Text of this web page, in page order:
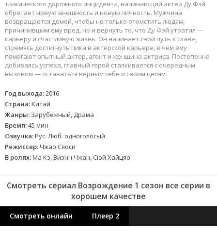
трагического дорожного инцидента, начинающий актер Ду Фэй
обретает новую внешность и новую личность. Мужчина
возвращается домой, чтобы не только отомстить людям,
причинившим ему вред, но и вернуть то, что Ду Фэй утратил —
карьеру и счастливую жизнь. Он начинает свой путь к славе,
стремясь достигнуть пика в актерской карьере, в чем ему
помогают опытный актер, агент и женщина-актриса. Постепенно
добиваясь успеха, главный герой сталкивается с очередным
вызовом — оставаться верным себе и своим целям.
Год выхода:2016
Страна:Китай
Жанры: Зарубежный, Драма
Время:45 мин
Озвучка:Рус. Люб. одноголосый
Режиссер:Чжао Сяоси
В ролях:Ма Кэ, Виэнн Чжан, Сюй Хайцяо
Смотреть сериал Возрождение 1 сезон все серии в
хорошем качестве
Смотреть онлайн Плеер 2